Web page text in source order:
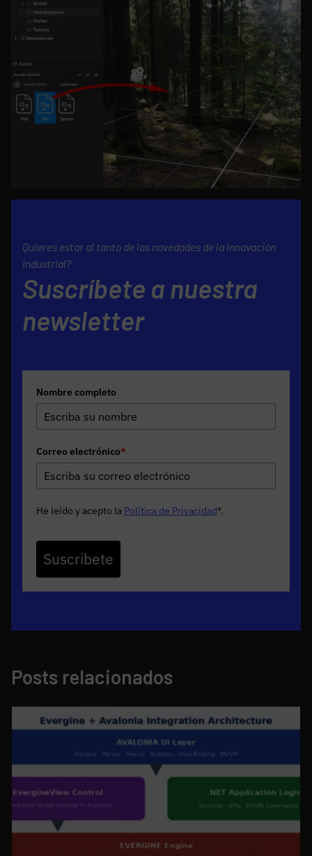
Quieres estar al tanto de las novedades de la innovación
industrial?
Suscríbete a nuestra
newsletter
Nombre completo
Correo electrónico*
He leído y acepto la Política de Privacidad*.
Suscribete
Posts relacionados